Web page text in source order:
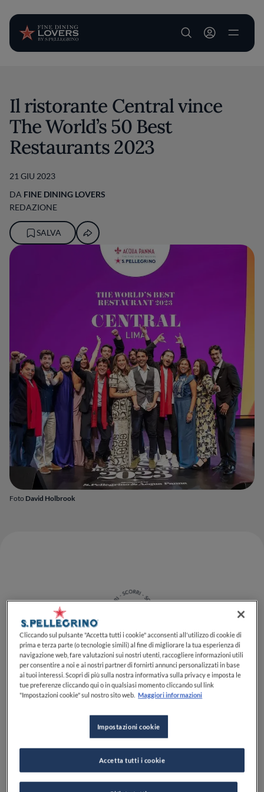
User account
Foto David Holbrook
Il ristorante Central vince
The World’s 50 Best
Restaurants 2023
21 GIU 2023
DA FINE DINING LOVERS
REDAZIONE
SALVA
Centraldi Lima è stato eletto il miglior ristorante
del mondo, in cima alla lista diThe World’s 50 Best
Restaurantssponsorizzati daS.Pellegrino & Acqua
, nel corso della cerimonia di premiazione che si
è tenuta ieri, 20 giugno, a Valencia, in Spagna.
Accolti con grandi applausi, gli chef del
e Pía Leónhanno ritirato il premio
di numero uno nella lista diThe World's 50 Best
Cliccando sul pulsante "Accetta tutti i cookie" acconsenti all'utilizzo di cookie di
prima e terza parte (o tecnologie simili) al fine di migliorare la tua esperienza di
navigazione web, fare valutazioni sui nostri utenti, raccogliere informazioni utili
per consentire a noi e ai nostri partner di fornirti annunci personalizzati in base
ai tuoi interessi. Scopri di più sulla nostra informativa sulla privacy e imposta le
tue preferenze cliccando qui o in qualsiasi momento cliccando sul link
"Impostazioni cookie" sul nostro sito web. Maggiori informazioni
Impostazioni cookie
Accetta tutti i cookie